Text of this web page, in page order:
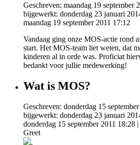
Geschreven: maandag 19 september
bijgewerkt: donderdag 23 januari
maandag 19 september 2011 17:12
Vandaag ging onze MOS-actie rond
start. Het MOS-team liet weten, dat
kinderen al in orde was. Proficiat
bedankt voor jullie medewerking!
Wat is MOS?
Geschreven: donderdag 15
bijgewerkt: donderdag 23 januari
donderdag 15 september 2011 18:28 |
Greet